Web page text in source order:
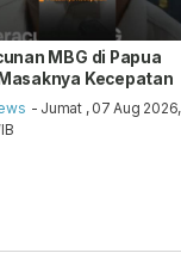
MBG di Papua
Kecepatan
- Jumat , 07 Aug 2026,